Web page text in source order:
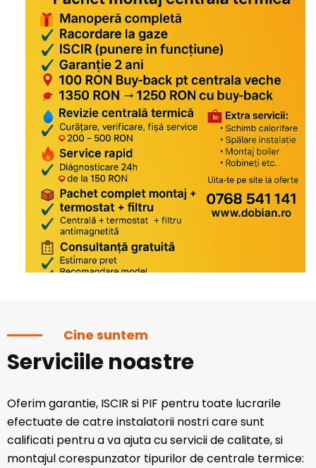
Cine suntem
Serviciile noastre
Oferim garantie, ISCIR si PIF pentru toate lucrarile
efectuate de catre instalatorii nostri care sunt
calificati pentru a va ajuta cu servicii de calitate, si
montajul corespunzator tipurilor de centrale termice: